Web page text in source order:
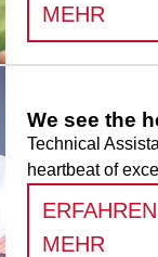
MEHR
We see the
Technical
heartbeat of
MEHR